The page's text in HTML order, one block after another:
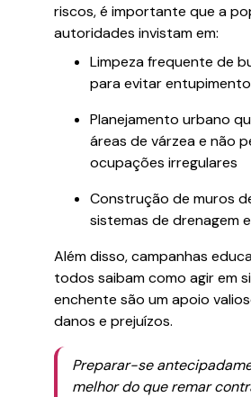
riscos, é importante que a
autoridades invistam em:
Limpeza frequente de
para evitar
Planejamento urbano
áreas de várzea e não
ocupações irregulares
Construção de muros
sistemas de drenagem
Além disso, campanhas
todos saibam como agir em
enchente são um apoio
danos e prejuízos.
Preparar-se
melhor do que remar